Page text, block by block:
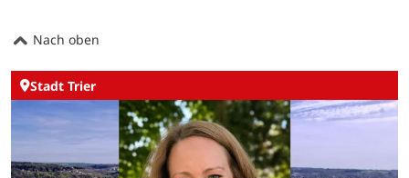
Nach oben
Stadt Trier